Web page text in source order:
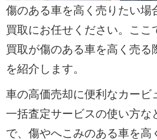
傷のある車を高く売りたい場
買取にお任せください。ここ
買取が傷のある車を高く売る
を紹介します。
車の高価売却に便利なカービ
一括査定サービスの使い方な
で、傷やへこみのある車を高